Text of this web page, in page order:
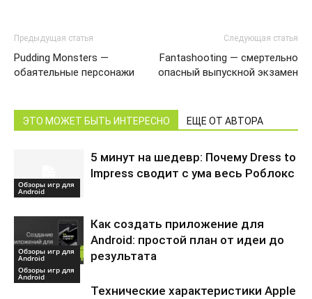
Предыдущая статья
Pudding Monsters —
обаятельные персонажи
Следующая статья
Fantashooting — смертельно
опасный выпускной экзамен
ЭТО МОЖЕТ БЫТЬ ИНТЕРЕСНО ЕЩЕ ОТ АВТОРА
Обзоры игр для
Android
5 минут на шедевр: Почему Dress to
Impress сводит с ума весь Роблокс
Обзоры игр для
Android
Как создать приложение для
Android: простой план от идеи до
результата
Обзоры игр для
Android
Технические характеристики Apple